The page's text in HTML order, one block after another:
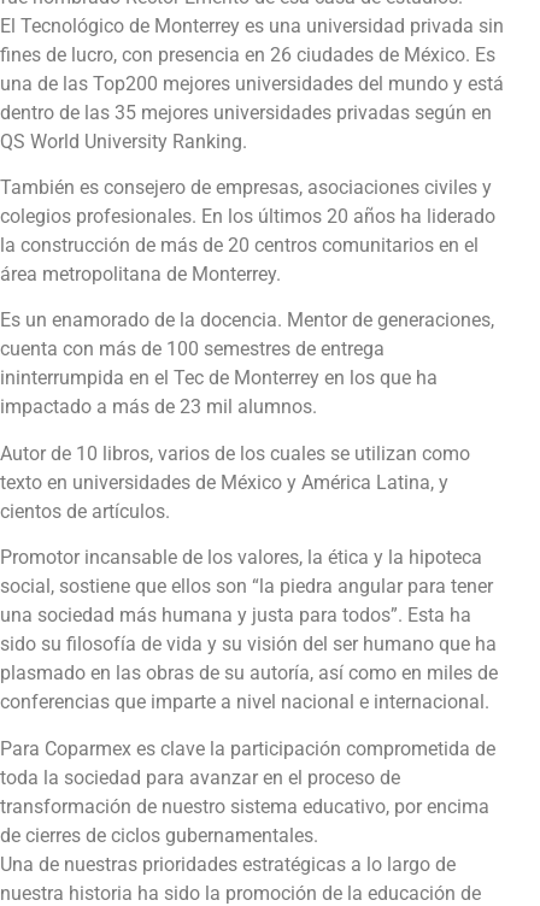
El Tecnológico de Monterrey es una universidad privada sin
fines de lucro, con presencia en 26 ciudades de México. Es
una de las Top200 mejores universidades del mundo y está
dentro de las 35 mejores universidades privadas según en
QS World University Ranking.
También es consejero de empresas, asociaciones civiles y
colegios profesionales. En los últimos 20 años ha liderado
la construcción de más de 20 centros comunitarios en el
área metropolitana de Monterrey.
Es un enamorado de la docencia. Mentor de generaciones,
cuenta con más de 100 semestres de entrega
ininterrumpida en el Tec de Monterrey en los que ha
impactado a más de 23 mil alumnos.
Autor de 10 libros, varios de los cuales se utilizan como
texto en universidades de México y América Latina, y
cientos de artículos.
Promotor incansable de los valores, la ética y la hipoteca
social, sostiene que ellos son “la piedra angular para tener
una sociedad más humana y justa para todos”. Esta ha
sido su filosofía de vida y su visión del ser humano que ha
plasmado en las obras de su autoría, así como en miles de
conferencias que imparte a nivel nacional e internacional.
Para Coparmex es clave la participación comprometida de
toda la sociedad para avanzar en el proceso de
transformación de nuestro sistema educativo, por encima
de cierres de ciclos gubernamentales.
Una de nuestras prioridades estratégicas a lo largo de
nuestra historia ha sido la promoción de la educación de